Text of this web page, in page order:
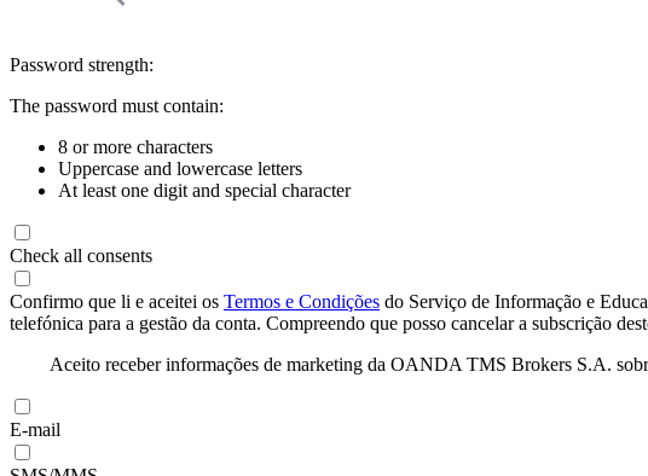
Password strength:
The password must contain:
8 or more characters
Uppercase and lowercase letters
At least one digit and special character
Check all consents
Confirmo que li e aceitei os Termos e Condições do Serviço de Informação e
telefónica para a gestão da conta. Compreendo que posso cancelar a subscrição
Aceito receber informações de marketing da OANDA TMS Brokers S.A.
E-mail